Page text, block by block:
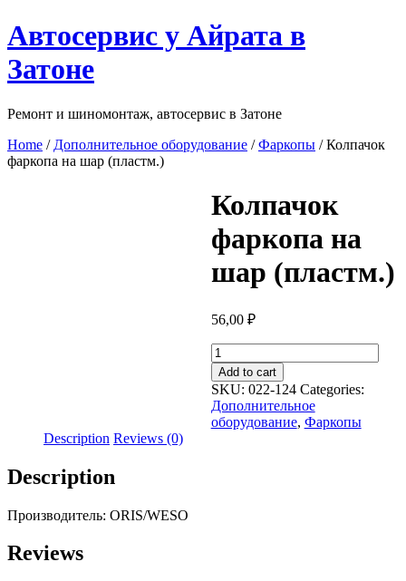
Перейти
к
содержимому
Автосервис у Айрата в
Затоне
Ремонт и шиномонтаж, автосервис в Затоне
Home / Дополнительное оборудование /Фаркопы / Колпачок
фаркопа на шар (пластм.)
Колпачок
фаркопа на
шар (пластм.)
56,00 ₽
Колпачок
фаркопа
на
шар
(пластм.)
quantity
Add to cart
SKU: 022-124 Categories:
Дополнительное
оборудование, Фаркопы
Description Reviews (0)
Description
Производитель: ORIS/WESO
Reviews